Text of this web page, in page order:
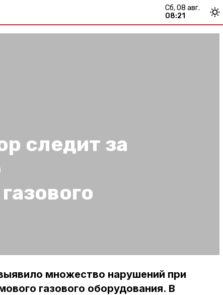
сб, 08 авг.
08:21
следит за
множество нарушений при
газового оборудования. В